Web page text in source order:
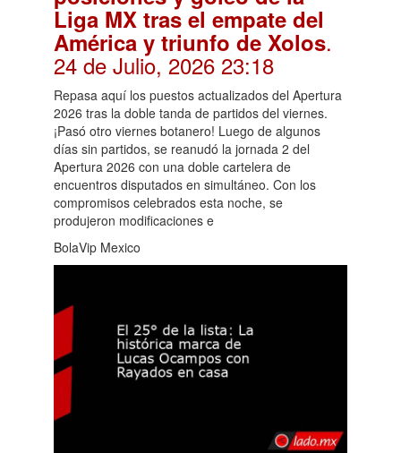
Liga MX tras el empate del
América y triunfo de Xolos.
24 de Julio, 2026 23:18
Repasa aquí los puestos actualizados del Apertura
2026 tras la doble tanda de partidos del viernes.
¡Pasó otro viernes botanero! Luego de algunos
días sin partidos, se reanudó la jornada 2 del
Apertura 2026 con una doble cartelera de
encuentros disputados en simultáneo. Con los
compromisos celebrados esta noche, se
produjeron modificaciones e
BolaVip Mexico